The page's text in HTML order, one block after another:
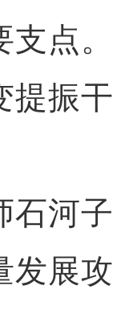
点。
振干
河子
发展攻